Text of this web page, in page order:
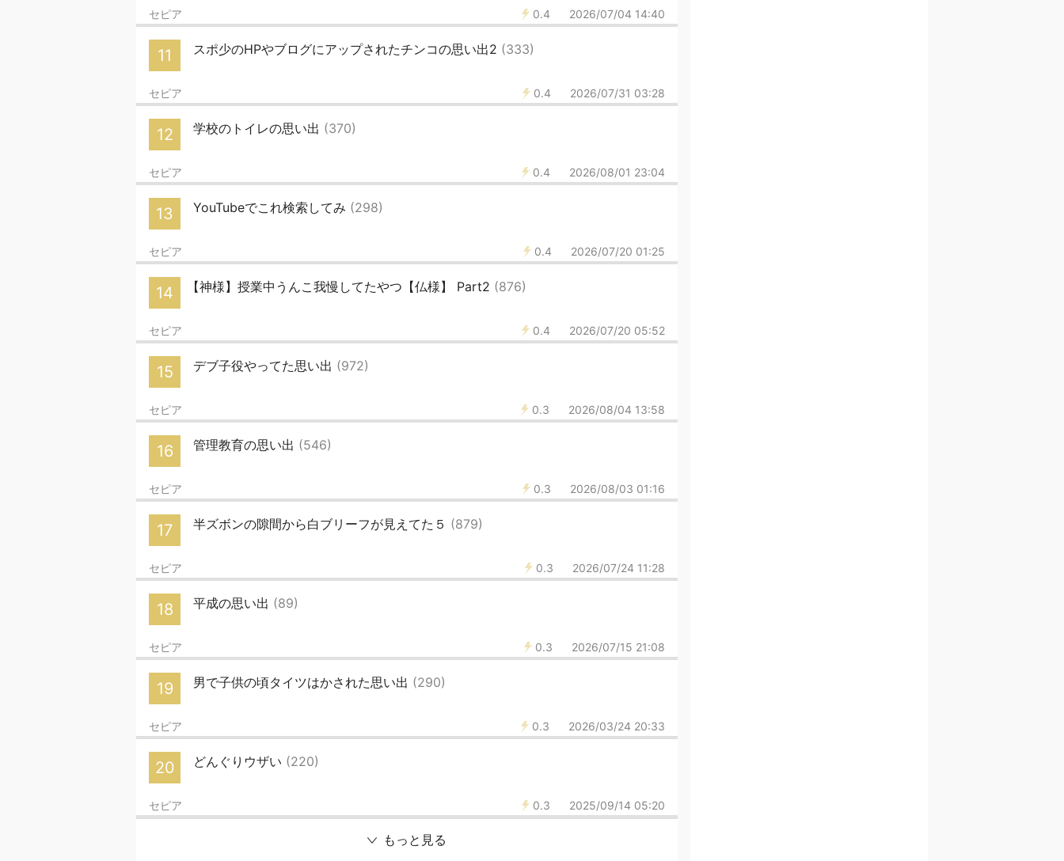
0.4 2026/07/04 14:40
セピア
11 スポ少のHPやブログにアップされたチンコの思い出2 (333)
0.4 2026/07/31 03:28
セピア
12 学校のトイレの思い出 (370)
0.4 2026/08/01 23:04
セピア
13 YouTubeでこれ検索してみ (298)
0.4 2026/07/20 01:25
セピア
14 【神様】授業中うんこ我慢してたやつ【仏様】 Part2 (876)
0.4 2026/07/20 05:52
セピア
15 デブ子役やってた思い出 (972)
0.3 2026/08/04 13:58
セピア
16 管理教育の思い出 (546)
0.3 2026/08/03 01:16
セピア
17 半ズボンの隙間から白ブリーフが見えてた５ (879)
0.3 2026/07/24 11:28
セピア
18 平成の思い出 (89)
0.3 2026/07/15 21:08
セピア
19 男で子供の頃タイツはかされた思い出 (290)
0.3 2026/03/24 20:33
セピア
20 どんぐりウザい (220)
0.3 2025/09/14 05:20
セピア
もっと見る